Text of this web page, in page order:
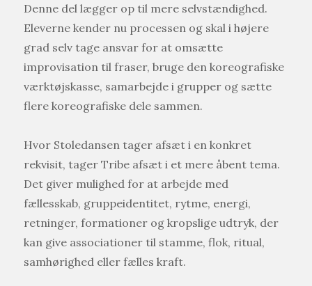
Denne del lægger op til mere selvstændighed.
Eleverne kender nu processen og skal i højere
grad selv tage ansvar for at omsætte
improvisation til fraser, bruge den koreografiske
værktøjskasse, samarbejde i grupper og sætte
flere koreografiske dele sammen.
Hvor Stoledansen tager afsæt i en konkret
rekvisit, tager Tribe afsæt i et mere åbent tema.
Det giver mulighed for at arbejde med
fællesskab, gruppeidentitet, rytme, energi,
retninger, formationer og kropslige udtryk, der
kan give associationer til stamme, flok, ritual,
samhørighed eller fælles kraft.